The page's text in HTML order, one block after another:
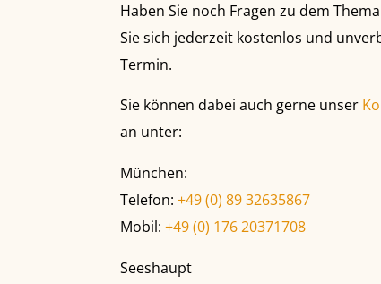
Haben Sie noch Fragen zu dem
Sie sich jederzeit kostenlos und
Termin.
Sie können dabei auch gerne unser
an unter:
München:
Telefon:+49 (0) 89 32635867
Mobil:+49 (0) 176 20371708
Seeshaupt